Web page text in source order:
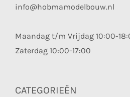
info@hobmamodelbouw.nl
Maandag t/m Vrijdag 10:00-
Zaterdag 10:00-17:00
CATEGORIEËN